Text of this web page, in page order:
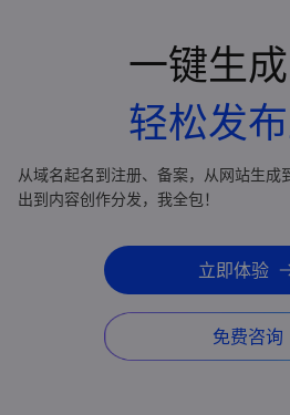
一键生
轻松发
从域名起名到注册、备案，从网站生成
出到内容创作分发，我全包！
立即体验
免费咨询